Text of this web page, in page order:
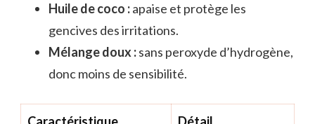
Huile de coco :apaise et protège les
gencives des irritations.
Mélange doux :sans peroxyde d’hydrogène,
donc moins de sensibilité.